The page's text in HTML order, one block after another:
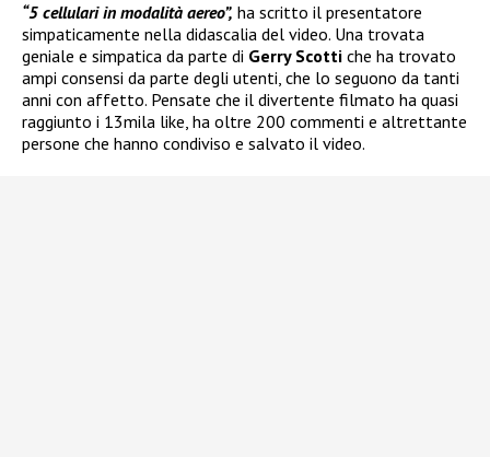
“5 cellulari in modalità aereo”, ha scritto il presentatore
simpaticamente nella didascalia del video. Una trovata
geniale e simpatica da parte di Gerry Scotti che ha trovato
ampi consensi da parte degli utenti, che lo seguono da tanti
anni con affetto. Pensate che il divertente filmato ha quasi
raggiunto i 13mila like, ha oltre 200 commenti e altrettante
persone che hanno condiviso e salvato il video.